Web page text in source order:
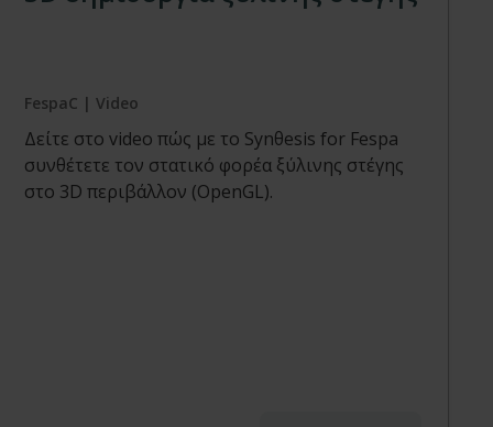
FespaC | Video
Δείτε στο video πώς με το Synθesis for Fespa
συνθέτετε τον στατικό φορέα ξύλινης στέγης
στο 3D περιβάλλον (OpenGL).